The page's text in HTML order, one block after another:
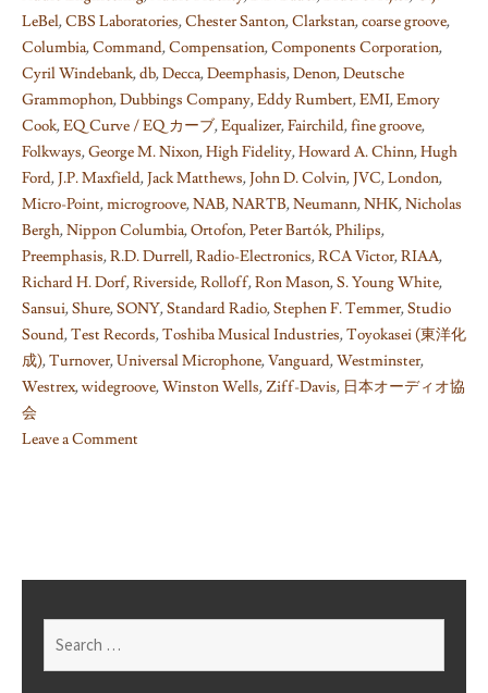
LeBel,CBS Laboratories,Chester Santon,Clarkstan,coarse groove,
Columbia,Command,Compensation,Components Corporation,
Cyril Windebank,db,Decca,Deemphasis,Denon,Deutsche
Grammophon,Dubbings Company,Eddy Rumbert,EMI,Emory
Cook,EQ Curve / EQ カーブ,Equalizer,Fairchild,fine groove,
Folkways,George M. Nixon,High Fidelity,Howard A. Chinn,Hugh
Ford,J.P. Maxfield,Jack Matthews,John D. Colvin,JVC,London,
Micro-Point,microgroove,NAB,NARTB,Neumann,NHK,Nicholas
Bergh,Nippon Columbia,Ortofon,Peter Bartók,Philips,
Preemphasis,R.D. Durrell,Radio-Electronics,RCA Victor,RIAA,
Richard H. Dorf,Riverside,Rolloff,Ron Mason,S. Young White,
Sansui,Shure,SONY,Standard Radio,Stephen F. Temmer,Studio
Sound,Test Records,Toshiba Musical Industries,Toyokasei (東洋化
成),Turnover,Universal Microphone,Vanguard,Westminster,
Westrex,widegroove,Winston Wells, Ziff-Davis, 日本オーディオ協
会
Leave a Comment
curves,